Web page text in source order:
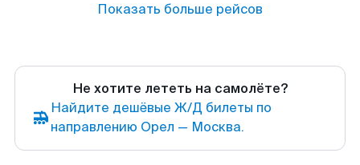
Показать больше рейсов
Не хотите лететь на самолёте?
Найдите дешёвые Ж/Д билеты по
направлению Орел — Москва.